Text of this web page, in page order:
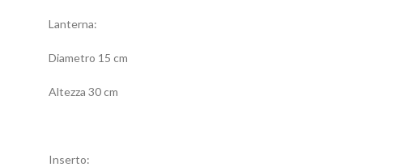
Lanterna:
Diametro 15 cm
Altezza 30 cm
Inserto: